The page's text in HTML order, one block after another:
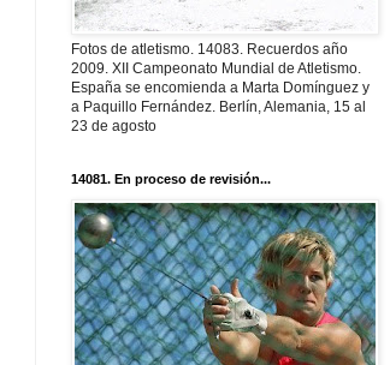
Fotos de atletismo. 14083. Recuerdos año
2009. XII Campeonato Mundial de Atletismo.
España se encomienda a Marta Domínguez y
a Paquillo Fernández. Berlín, Alemania, 15 al
23 de agosto
14081. En proceso de revisión...